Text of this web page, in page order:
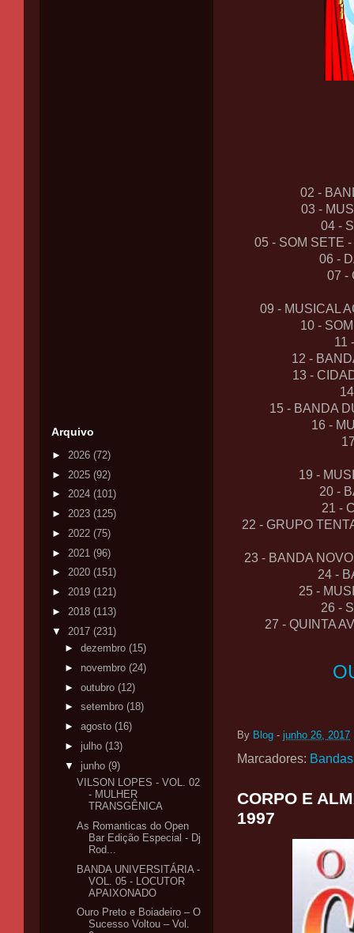
02 -
03 -
04 -
05 - SOM SETE
06 -
07 -
09 - MUSICAL
10 -
11
12 -
13 -
15 - BANDA
16 -
19 -
20 -
21 -
22 - GRUPO
23 - BANDA
24 -
25 -
26 -
27 - QUINTA
By Blog - junho 26, 2017
Marcadores: Bandas
CORPO E
1997
Arquivo
► 2026 (72)
► 2025 (92)
► 2024 (101)
► 2023 (125)
► 2022 (75)
► 2021 (96)
► 2020 (151)
► 2019 (121)
► 2018 (113)
▼ 2017 (231)
► dezembro (15)
► novembro (24)
► outubro (12)
► setembro (18)
► agosto (16)
► julho (13)
▼ junho (9)
VILSON LOPES - VOL. 02
- MULHER
TRANSGÊNICA
As Romanticas do Open
Bar Edição Especial - Dj
Rod...
BANDA UNIVERSITÁRIA -
VOL. 05 - LOCUTOR
APAIXONADO
Ouro Preto e Boiadeiro – O
Sucesso Voltou – Vol.